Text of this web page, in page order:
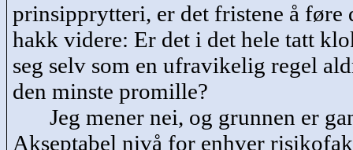
prinsipprytteri, er det fristene å føre
hakk videre: Er det i det hele tatt
seg selv som en ufravikelig regel
den minste promille?
Jeg mener nei, og grunnen er
Akseptabel nivå for enhver